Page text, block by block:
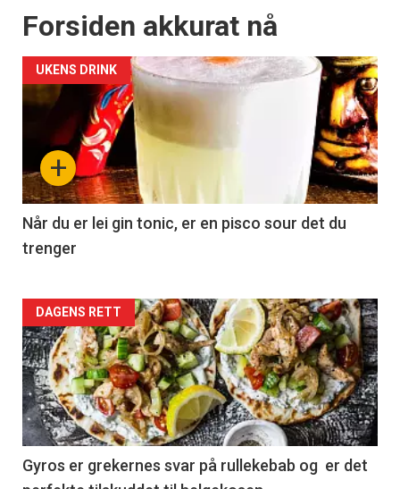
Forsiden akkurat nå
+
UKENS DRINK
Når du er lei gin tonic, er en pisco sour det du
trenger
Forsiden
akkurat
nå
-
2
DAGENS RETT
Gyros er grekernes svar på rullekebab og er det